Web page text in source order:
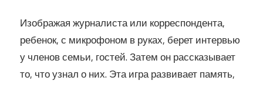
Изображая журналиста или корреспондента,
ребенок, с микрофоном в руках, берет интервью
у членов семьи, гостей. Затем он рассказывает
то, что узнал о них. Эта игра развивает память,